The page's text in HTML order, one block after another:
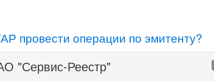
провести операции по эмитенту?
"Сервис-Реестр"